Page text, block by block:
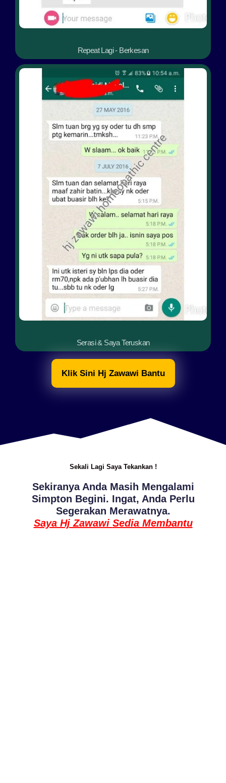
Repeat Lagi - Berkesan
Serasi & Saya Teruskan
Klik Sini Hj Zawawi Bantu
Sekali Lagi Saya Tekankan !
Sekiranya Anda Masih Mengalami
Simpton Begini. Ingat, Anda Perlu
Segerakan Merawatnya.
Saya Hj Zawawi Sedia Membantu